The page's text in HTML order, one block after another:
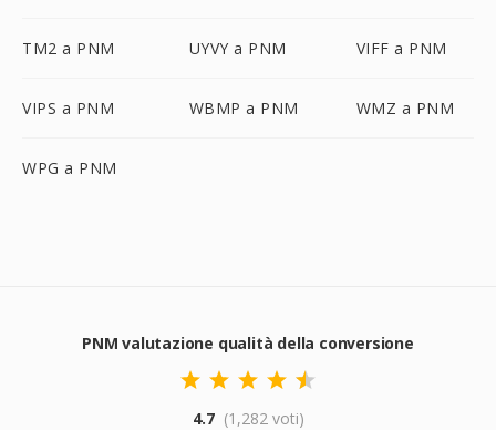
TM2 a PNM UYVY a PNM VIFF a PNM
VIPS a PNM WBMP a PNM WMZ a PNM
WPG a PNM
PNM valutazione qualità della conversione
4.7 (1,282 voti)